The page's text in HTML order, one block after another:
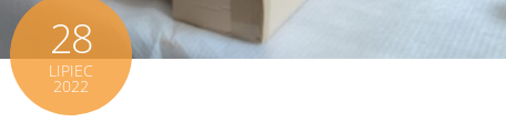
28
LIPIEC
2022